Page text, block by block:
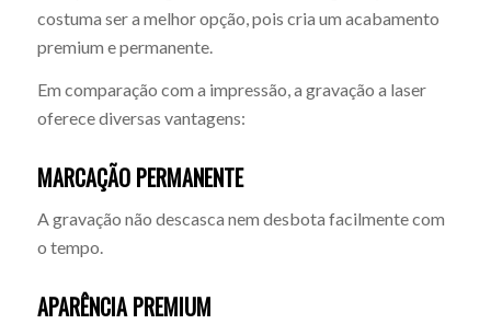
costuma ser a melhor opção, pois cria um acabamento
premium e permanente.
Em comparação com a impressão, a gravação a laser
oferece diversas vantagens:
MARCAÇÃO PERMANENTE
A gravação não descasca nem desbota facilmente com
o tempo.
APARÊNCIA PREMIUM